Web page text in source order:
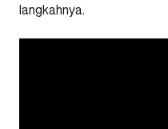
langkahnya.